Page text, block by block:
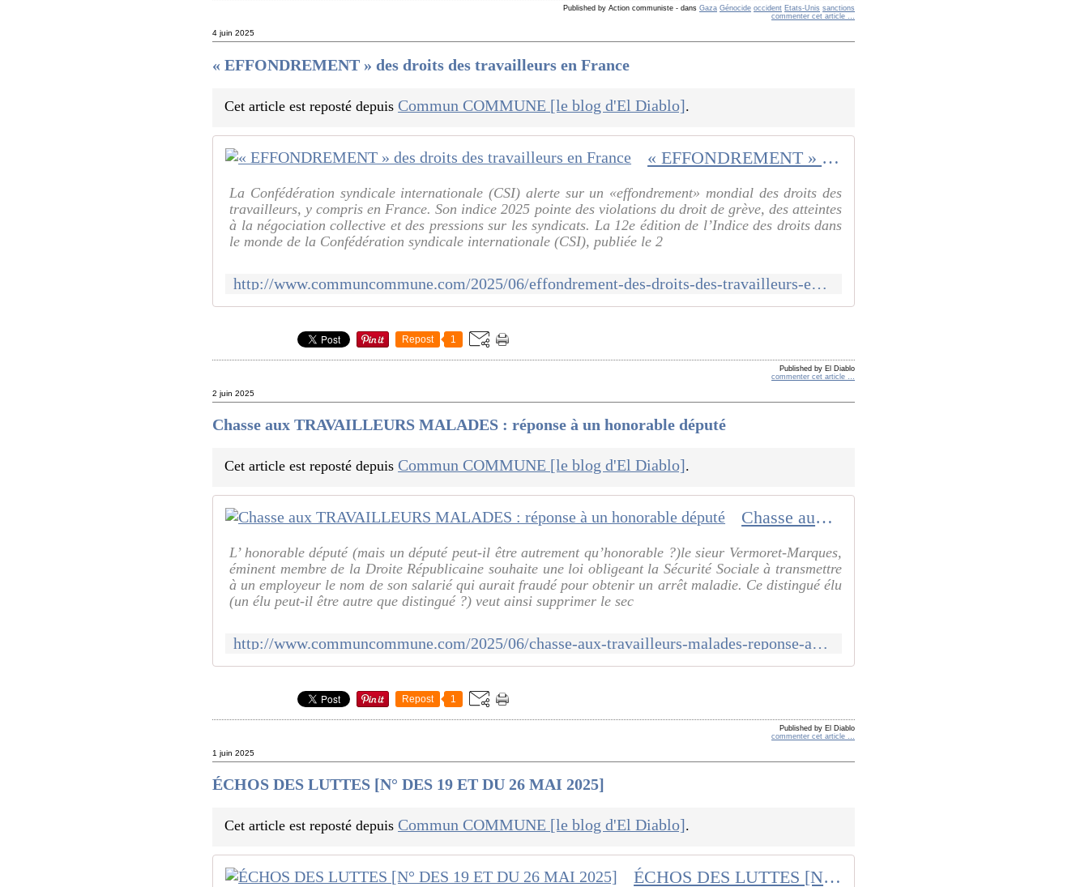
Published by Action communiste - dansGaza Génocide occident Etats-Unis sanctions
commenter cet article …
4 juin 2025
« EFFONDREMENT » des droits des travailleurs en France
Cet article est reposté depuisCommun COMMUNE [le blog d'El Diablo].
« EFFONDREMENT » des droits des travailleurs en France
La Confédération syndicale internationale (CSI) alerte sur un «effondrement» mondial des droits des
travailleurs, y compris en France. Son indice 2025 pointe des violations du droit de grève, des atteintes
à la négociation collective et des pressions sur les syndicats. La 12e édition de l’Indice des droits dans
le monde de la Confédération syndicale internationale (CSI), publiée le 2
http://www.communcommune.com/2025/06/effondrement-des-droits-des-travailleurs-en-france.html
Repost 1
Published by El Diablo
commenter cet article
2 juin 2025
Chasse aux TRAVAILLEURS MALADES : réponse à un honorable député
Cet article est reposté depuisCommun COMMUNE [le blog d'El Diablo].
Chasse aux TRAVAILLEURS MALADES : réponse à un honorable député
L’ honorable député (mais un député peut-il être autrement qu’honorable ?)le sieur Vermoret-Marques,
éminent membre de la Droite Républicaine souhaite une loi obligeant la Sécurité Sociale à transmettre
à un employeur le nom de son salarié qui aurait fraudé pour obtenir un arrêt maladie. Ce distingué élu
(un élu peut-il être autre que distingué ?) veut ainsi supprimer le sec
http://www.communcommune.com/2025/06/chasse-aux-travailleurs-malades-reponse-a-un-honorable-depute.html
Repost 1
Published by El Diablo
commenter cet article
1 juin 2025
ÉCHOS DES LUTTES [N° DES 19 ET DU 26 MAI 2025]
Cet article est reposté depuisCommun COMMUNE [le blog d'El Diablo].
ÉCHOS DES LUTTES [N° DES 19 ET DU 26 MAI 2025]